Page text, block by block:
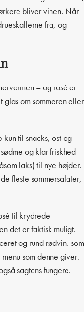
bliver vinen. Når
fra, og
– og rosé er
glas om sommeren eller
kun til snacks, ost og
og klar friskhed
laks) til nye højder.
fleste sommersalater,
til krydrede
det er faktisk muligt.
og rund rødvin, som
som denne giver,
sagtens fungere.